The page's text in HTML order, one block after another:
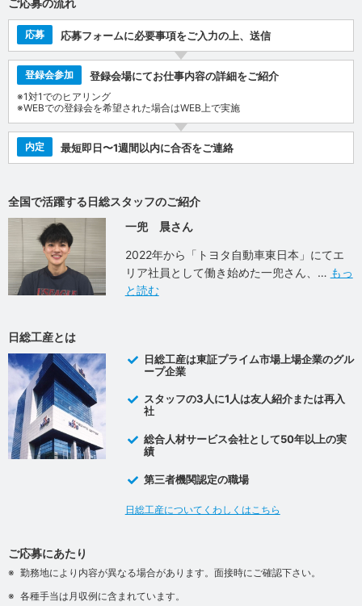
応募 応募フォームに必要事項をご入力の上、送信
登録会参加 登録会場にてお仕事内容の詳細をご紹介
※1対1でのヒアリング
※WEBでの登録会を希望された場合はWEB上で実施
内定 最短即日〜1週間以内に合否をご連絡
全国で活躍する日総スタッフのご紹介
一兜 晨さん
2022年から「トヨタ自動車東日本」にてエ
リア社員として働き始めた一兜さん、
もっ
と読む
日総工産とは
日総工産は東証プライム市場上場企業のグル
ープ企業
スタッフの3人に1人は友人紹介または再入
社
総合人材サービス会社として50年以上の実
績
第三者機関認定の職場
日総工産についてくわしくはこちら
ご応募にあたり
勤務地により内容が異なる場合があります。面接時にご確認下さい。
各種手当は月収例に含まれています。